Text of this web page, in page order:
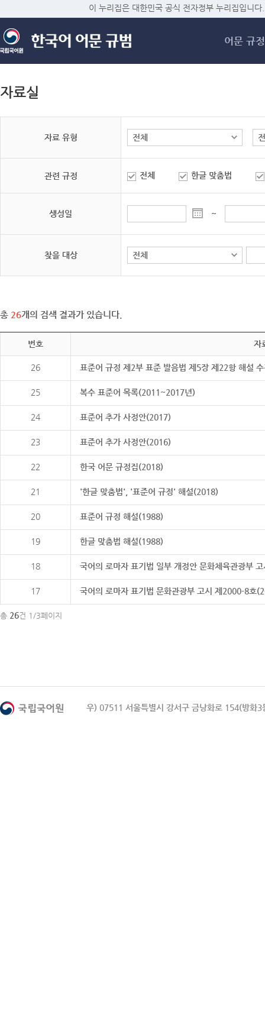
메
이 누리집은 대한민국 공식 전자정부 누리집입니다.
어문 규정
자료실
자료 유형
관련 규정 전체 한글 맞춤법
생성일 ~
찾을 대상
총 26개의 검색 결과가 있습니다.
번호 자
26 표준어 규정 제2부 표준 발음법 제5장 제22항 해설
25 복수 표준어 목록(2011~2017년)
24 표준어 추가 사정안(2017)
23 표준어 추가 사정안(2016)
22 한국 어문 규정집(2018)
21 '한글 맞춤법', '표준어 규정' 해설(2018)
20 표준어 규정 해설(1988)
19 한글 맞춤법 해설(1988)
18 국어의 로마자 표기법 일부 개정안 문화체육관광부
17 국어의 로마자 표기법 문화관광부 고시 제2000-8호
총 26건 1/3페이지
우) 07511 서울특별시 강서구 금낭화로 154(방화3